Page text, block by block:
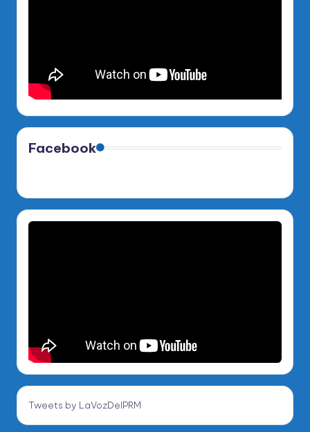
Facebook
Tweets by LaVozDelPRM